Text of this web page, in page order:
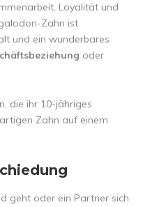
Loyalität und
Zahn ist
und ein wunderbares
oder
die ihr 10-jähriges
Zahn auf einem
geht oder ein Partner sich